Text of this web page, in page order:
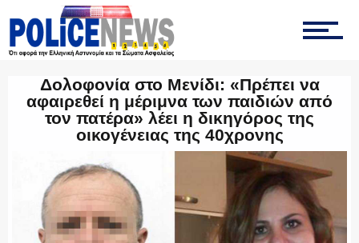
ΤΡΟΧΑΙΑ
ΟΠΚΕ
ΟΜΑΔΑ “Ζ”
Δολοφονία στο Μενίδι: «Πρέπει να
αφαιρεθεί η μέριμνα των παιδιών από
τον πατέρα» λέει η δικηγόρος της
οικογένειας της 40χρονης